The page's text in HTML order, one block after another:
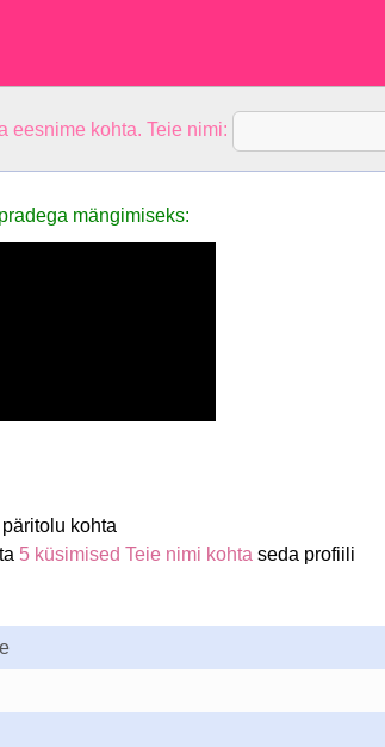
eesnime kohta. Teie nimi:
mängimiseks:
kohta
5 küsimised Teie nimi kohta seda profiili